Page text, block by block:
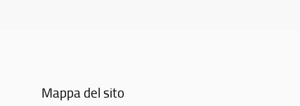
Mappa del sito